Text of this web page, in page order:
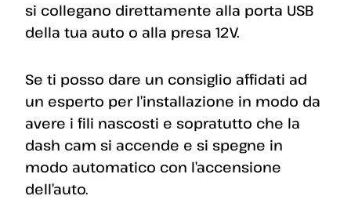
si collegano direttamente alla porta USB
della tua auto o alla presa 12V.
Se ti posso dare un consiglio affidati ad
un esperto per l’installazione in modo da
avere i fili nascosti e sopratutto che la
dash cam si accende e si spegne in
modo automatico con l’accensione
dell’auto.